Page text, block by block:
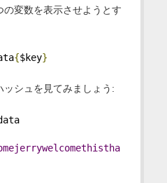
の変数を表示させようとす
{$key}
ッシュを見てみましょう: